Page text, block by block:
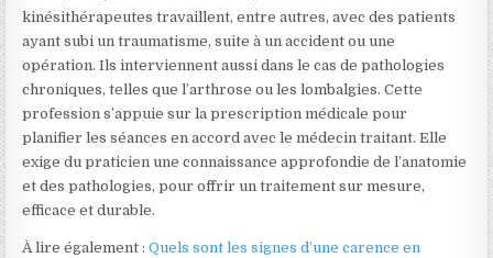
kinésithérapeutes travaillent, entre autres, avec des patients
ayant subi un traumatisme, suite à un accident ou une
opération. Ils interviennent aussi dans le cas de pathologies
chroniques, telles que l’arthrose ou les lombalgies. Cette
profession s’appuie sur la prescription médicale pour
planifier les séances en accord avec le médecin traitant. Elle
exige du praticien une connaissance approfondie de l’anatomie
et des pathologies, pour offrir un traitement sur mesure,
efficace et durable.
À lire également :Quels sont les signes d’une carence en